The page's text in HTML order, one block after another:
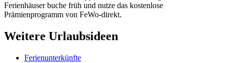
Ferienhäuser buche früh und nutze das kostenlose
Prämienprogramm von FeWo-direkt.
Weitere Urlaubsideen
Ferienunterkünfte